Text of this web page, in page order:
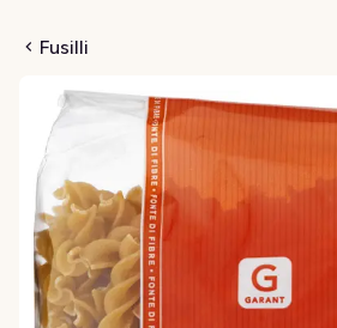
Fusilli
Fullkorn